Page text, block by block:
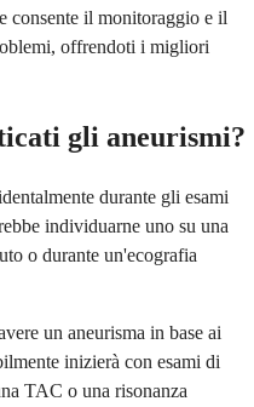
consente il monitoraggio e il
offrendoti i migliori
gli aneurismi?
durante gli esami
individuarne uno su una
o durante un'ecografia
un aneurisma in base ai
inizierà con esami di
TAC o una risonanza